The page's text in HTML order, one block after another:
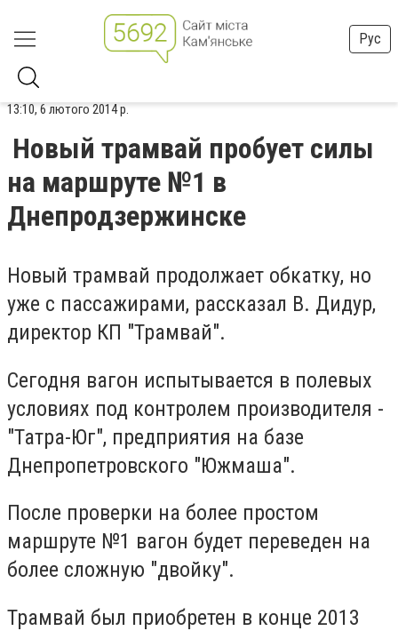
Рус
13:10, 6 лютого 2014 р.
Новый трамвай пробует силы
на маршруте №1 в
Днепродзержинске
Новый трамвай продолжает обкатку, но
уже с пассажирами, рассказал В. Дидур,
директор КП "Трамвай".
Сегодня вагон испытывается в полевых
условиях под контролем производителя -
"Татра-Юг", предприятия на базе
Днепропетровского "Южмаша".
После проверки на более простом
маршруте №1 вагон будет переведен на
более сложную "двойку".
Трамвай был приобретен в конце 2013